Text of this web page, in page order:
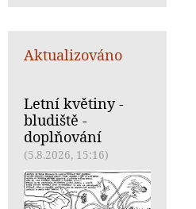
Aktualizováno
Letní květiny -
bludiště -
doplňování
(5.8.2026, 15:16)